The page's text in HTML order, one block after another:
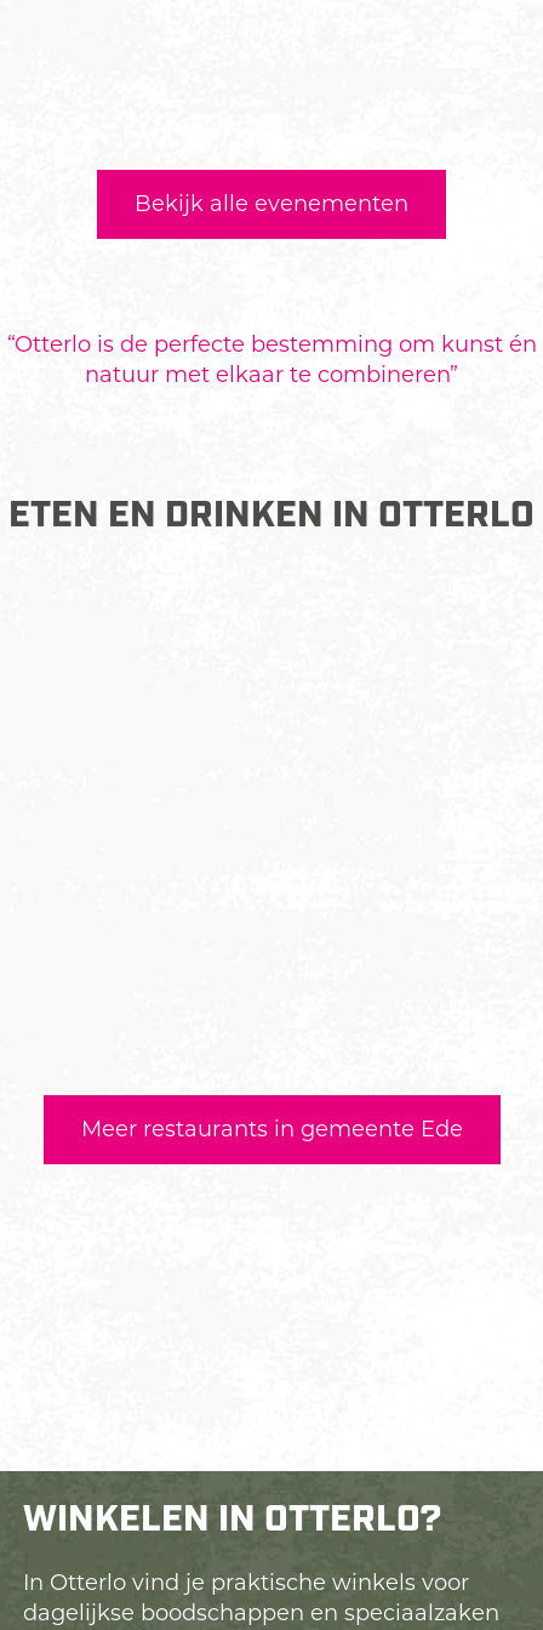
Bekijk alle evenementen
“
Otterlo is de perfecte bestemming om kunst én
natuur met elkaar te combineren
”
ETEN EN DRINKEN IN OTTERLO
Meer restaurants in gemeente Ede
WINKELEN IN OTTERLO?
In Otterlo vind je praktische winkels voor
dagelijkse boodschappen en speciaalzaken